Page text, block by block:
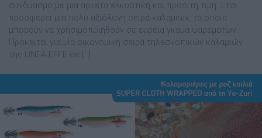
συνδυασμό με μια αρκετά ελκυστική και προσιτή τιμή. Έτσι
προσφέρει μία πολύ αξιόλογη σειρά καλαμιών, τα οποία
μπορούν να χρησιμοποιηθούν σε ευρεία γκάμα ψαρεμάτων.
Πρόκειται για μία οικονομική σειρά τηλεσκοπικών καλαμιών
της LINEA EFFE σε […]